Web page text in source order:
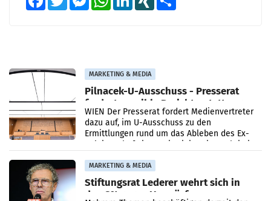
MARKETING & MEDIA
Pilnacek-U-Ausschuss - Presserat
fordert sensible Berichterstattung
WIEN Der Presserat fordert Medienvertreter
dazu auf, im U-Ausschuss zu den
Ermittlungen rund um das Ableben des Ex-
Sektionschefs im Justizministerium, Christian
MARKETING & MEDIA
Stiftungsrat Lederer wehrt sich in
den SN gegen Vorwürfe